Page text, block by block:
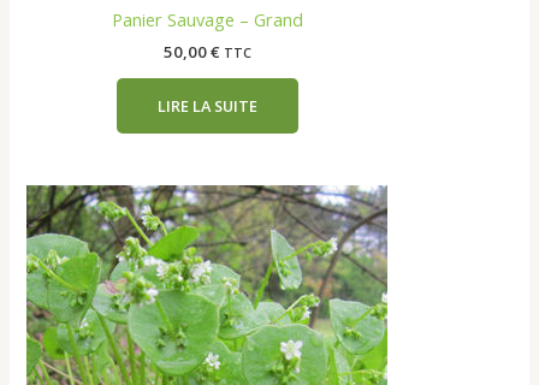
Panier Sauvage – Grand
50,00€ TTC
LIRE LA SUITE